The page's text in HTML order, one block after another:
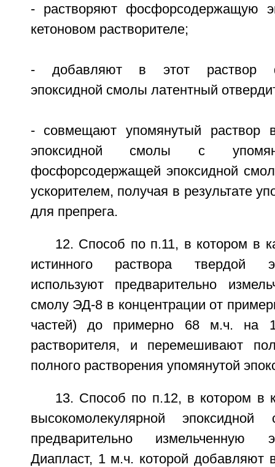
- растворяют фосфорсодержащую
кетоновом растворителе;
- добавляют в этот раствор
эпоксидной смолы латентный
- совмещают упомянутый раствор
эпоксидной смолы с
фосфорсодержащей эпоксидной
ускорителем, получая в результате
для препрега.
12. Способ по п.11, в котором в
истинного раствора твердой
используют предварительно
смолу ЭД-8 в концентрации от
частей) до примерно 68 м.ч. на
растворителя, и перемешивают
полного растворения упомянутой
13. Способ по п.12, в котором в
высокомолекулярной
предварительно измельченную
Диапласт, 1 м.ч. которой добавляют